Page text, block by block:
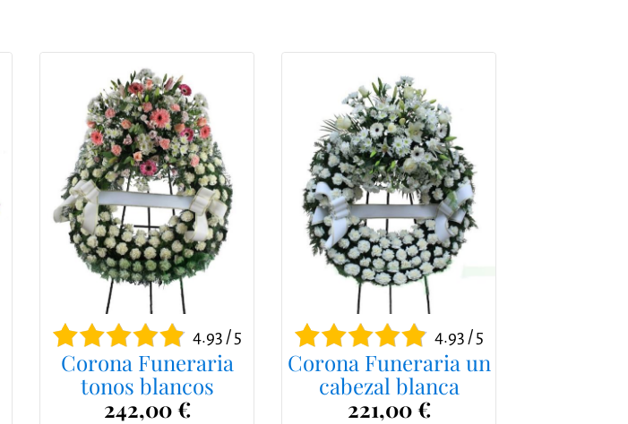
4.93 / 5
Corona Funeraria
tonos blancos
242,00 €
4.93 / 5
Corona Funeraria un
cabezal blanca
221,00 €